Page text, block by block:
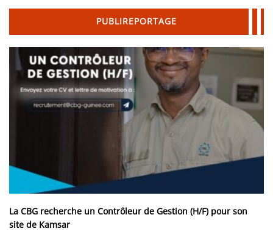
PUBLIREPORTAGE
La CBG recherche un Contrôleur de Gestion (H/F) pour son
site de Kamsar